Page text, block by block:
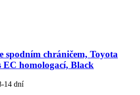
spodním chráničem, Toyota
EC homologací, Black
14 dní